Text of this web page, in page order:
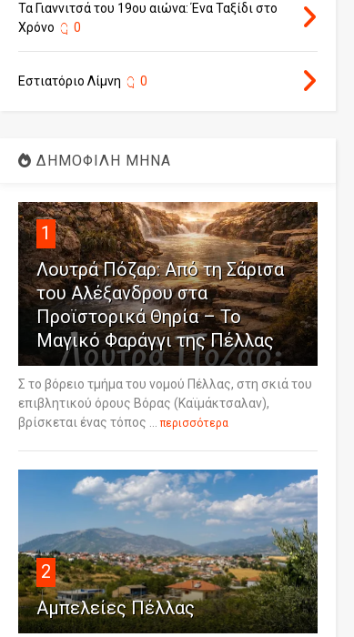
Τα Γιαννιτσά του 19ου αιώνα: Ένα Ταξίδι στο
Χρόνο
0
Εστιατόριο Λίμνη 0
ΔΗΜΟΦΙΛΗ ΜΗΝΑ
1
Λουτρά Πόζαρ: Από τη Σάρισα
του Αλέξανδρου στα
Προϊστορικά Θηρία – Το
Μαγικό Φαράγγι της Πέλλας
Σ το βόρειο τμήμα του νομού Πέλλας, στη σκιά του
επιβλητικού όρους Βόρας (Καϊμάκτσαλαν),
βρίσκεται ένας τόπος ... περισσότερα
2
Αμπελείες Πέλλας